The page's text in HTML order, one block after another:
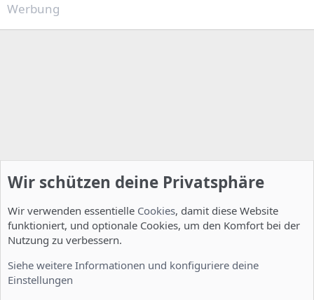
Werbung
Wir schützen deine Privatsphäre
Wir verwenden essentielle Cookies, damit diese Website
funktioniert, und optionale Cookies, um den Komfort bei der
Nutzung zu verbessern.
Siehe weitere Informationen und konfiguriere deine
Einstellungen